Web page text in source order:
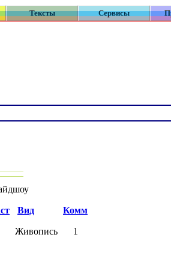
Тексты Сервисы
Вид Комм
Живопись 1